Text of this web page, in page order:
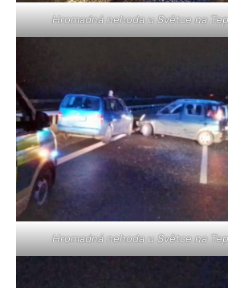
Hromadná nehoda u Světce na
Hromadná nehoda u Světce na